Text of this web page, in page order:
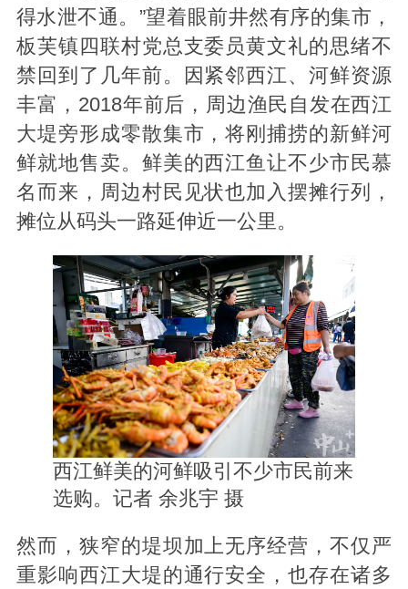
得水泄不通。”望着眼前井然有序的集市，
板芙镇四联村党总支委员黄文礼的思绪不
禁回到了几年前。因紧邻西江、河鲜资源
丰富，2018年前后，周边渔民自发在西江
大堤旁形成零散集市，将刚捕捞的新鲜河
鲜就地售卖。鲜美的西江鱼让不少市民慕
名而来，周边村民见状也加入摆摊行列，
摊位从码头一路延伸近一公里。
西江鲜美的河鲜吸引不少市民前来
选购。记者 余兆宇 摄
然而，狭窄的堤坝加上无序经营，不仅严
重影响西江大堤的通行安全，也存在诸多